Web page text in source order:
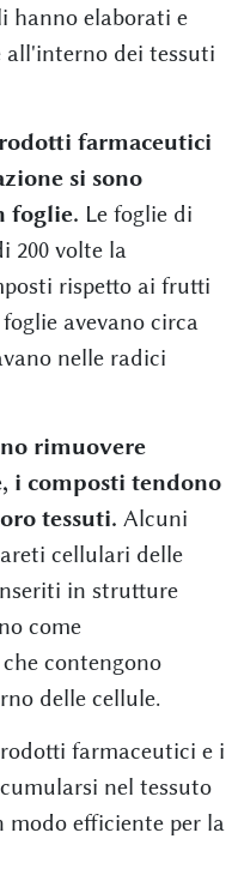
hanno elaborati e
all'interno dei tessuti
farmaceutici
si sono
foglie. Le foglie di
200 volte la
rispetto ai frutti
avevano circa
nelle radici
rimuovere
i composti tendono
tessuti. Alcuni
cellulari delle
in strutture
come
contengono
delle cellule.
farmaceutici e i
nel tessuto
modo efficiente per la